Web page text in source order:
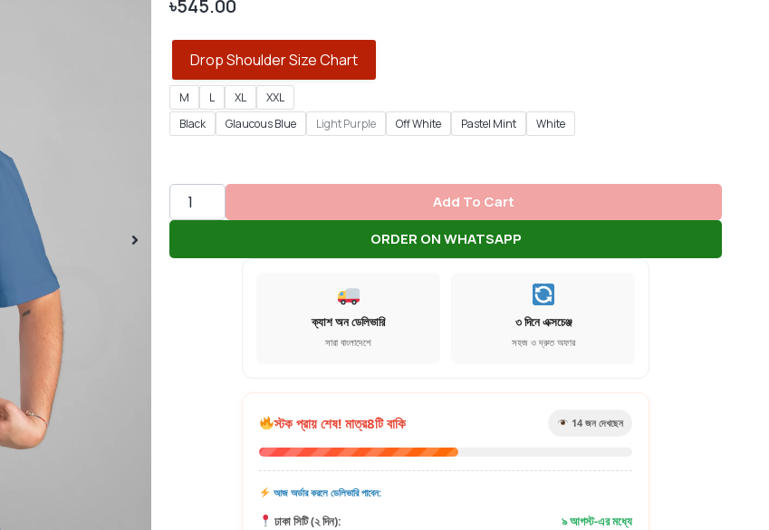
৳545.00
Drop Shoulder Size Chart
M L XL
XXL
Black
Glaucous Blue Light Purple Off White Pastel Mint White
Add To Cart
ORDER ON WHATSAPP
ক্যাশ অন ডেলিভারি
সারা বাংলাদেশে
৩ দিনে এক্সচেঞ্জ
সহজ ও দ্রুত অফার
স্টক প্রায় শেষ! মাত্র8টি বাকি 19 জন দেখছেন
আজ অর্ডার করলে ডেলিভারি পাবেন:
ঢাকা সিটি (২ দিন):
৯ আগস্ট-এর মধ্যে